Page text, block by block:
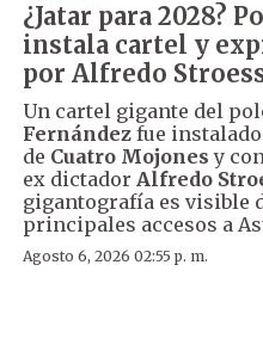
¿Jatar para 2028?
instala cartel y
por Alfredo
Un cartel gigante del
Fernández fue
de Cuatro Mojones y
ex dictadorAlfredo
gigantografía es visible
principales accesos a
Agosto 6, 2026 02:55 p. m.